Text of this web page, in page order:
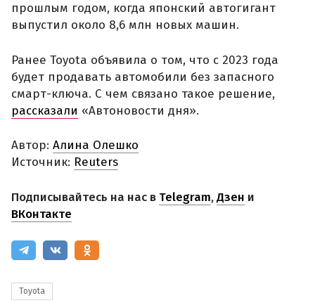
прошлым годом, когда японский автогигант
выпустил около 8,6 млн новых машин.
Ранее Toyota объявила о том, что с 2023 года
будет продавать автомобили без запасного
смарт-ключа. С чем связано такое решение,
рассказали «Автоновости дня».
Автор: Алина Олешко
Источник: Reuters
Подписывайтесь на нас в Telegram,Дзен и
ВКонтакте
Toyota